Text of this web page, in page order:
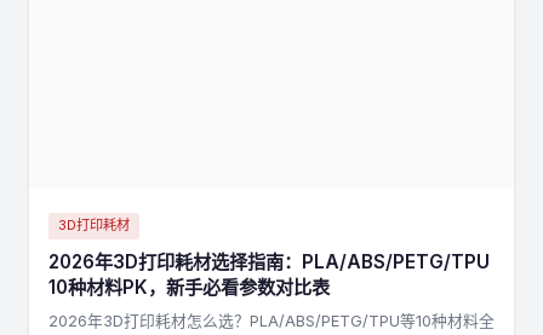
3D打印耗材
2026年3D打印耗材选择指南：PLA/ABS/PETG/TPU
10种材料PK，新手必看参数对比表
2026年3D打印耗材怎么选？PLA/ABS/PETG/TPU等10种材料全